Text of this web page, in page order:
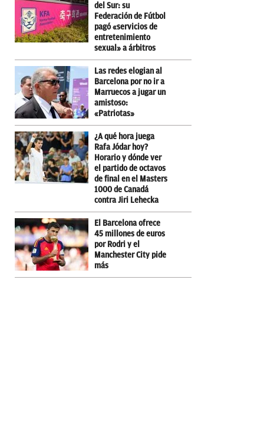
del Sur: su
Federación de Fútbol
pagó «servicios de
entretenimiento
sexual» a árbitros
Las redes elogian al
Barcelona por no ir a
Marruecos a jugar un
amistoso:
«Patriotas»
¿A qué hora juega
Rafa Jódar hoy?
Horario y dónde ver
el partido de octavos
de final en el Masters
1000 de Canadá
contra Jiri Lehecka
El Barcelona ofrece
45 millones de euros
por Rodri y el
Manchester City pide
más